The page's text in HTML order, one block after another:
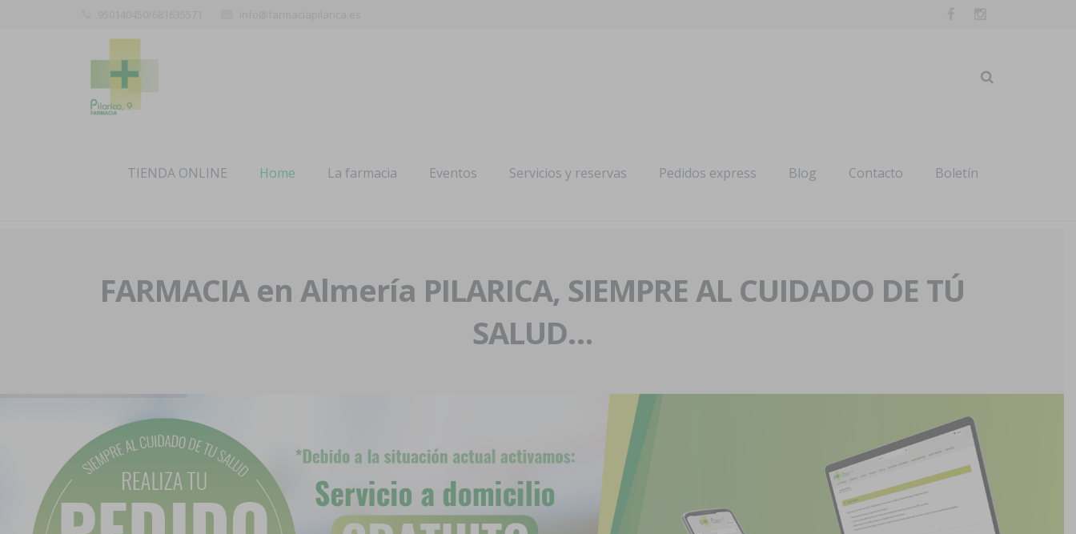
TIENDA ONLINE Home La farmacia Eventos Servicios y reservas Pedidos express Blog Contacto Boletín
FARMACIA en Almería PILARICA, SIEMPRE AL CUIDADO DE TÚ
SALUD…